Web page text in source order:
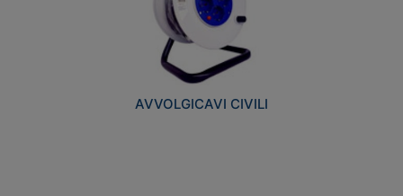
AVVOLGICAVI CIVILI